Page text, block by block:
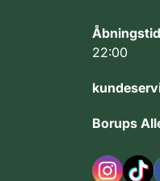
22:00
Borups